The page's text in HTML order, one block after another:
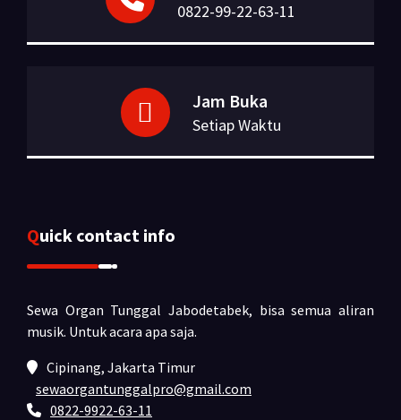
0822-99-22-63-11
Jam Buka
Setiap Waktu
Quick contact info
Sewa Organ Tunggal Jabodetabek, bisa semua aliran
musik. Untuk acara apa saja.
Cipinang, Jakarta Timur
sewaorgantunggalpro@gmail.com
0822-9922-63-11